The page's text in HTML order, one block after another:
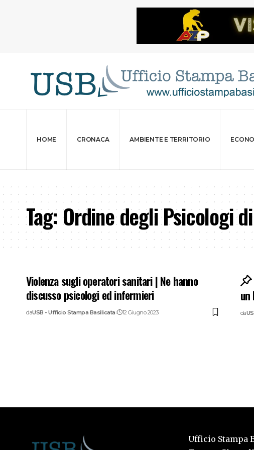
HOME CRONACA AMBIENTE E TERRITORIO
Tag:Ordine degli Psicologi
Violenza sugli operatori sanitari | Ne hanno
discusso psicologi ed infermieri
daUSB - Ufficio Stampa Basilicata 12 Giugno 2023
un
da
Ufficio Stampa